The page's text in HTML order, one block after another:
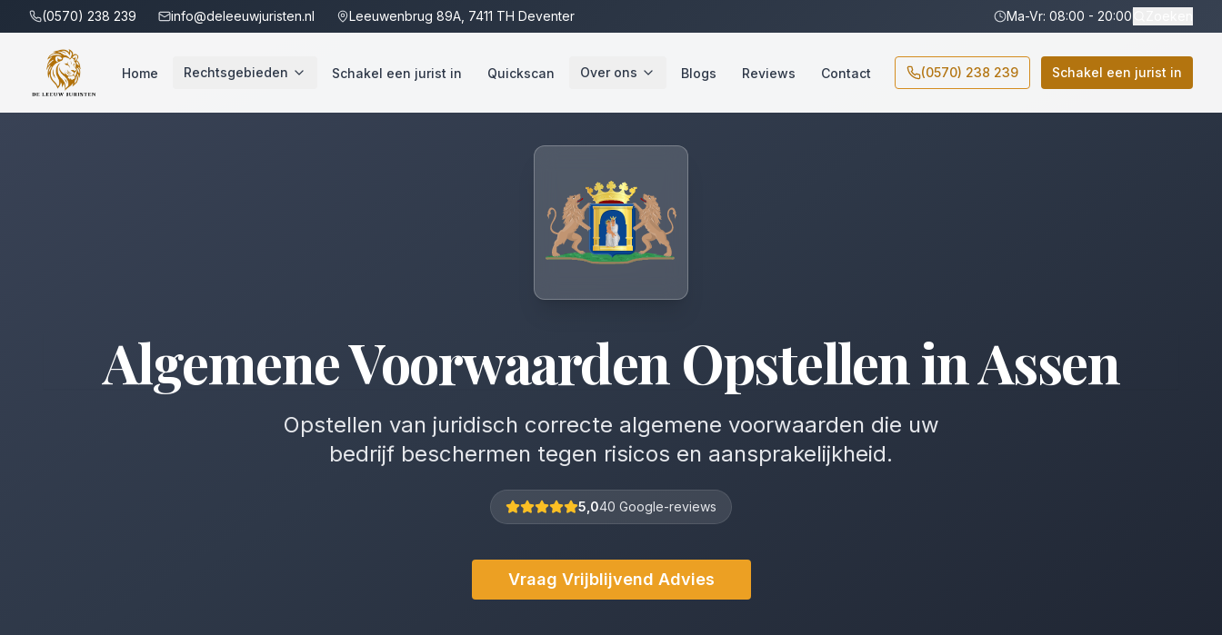
(0570) 238 239 info@deleeuwjuristen.nl Leeuwenbrug 89A, 7411 TH Deventer Ma-Vr: 08:00 - 20:00
Home Rechtsgebieden Schakel een jurist in Quickscan Over ons Blogs Reviews Contact (0570) 238 239 Schakel een jurist in
Algemene Voorwaarden OpstelleninAssen
Opstellen van juridisch correcte algemene voorwaarden die uw
bedrijf beschermen tegen risicos en aansprakelijkheid.
5,040 Google-reviews
Vraag Vrijblijvend Advies